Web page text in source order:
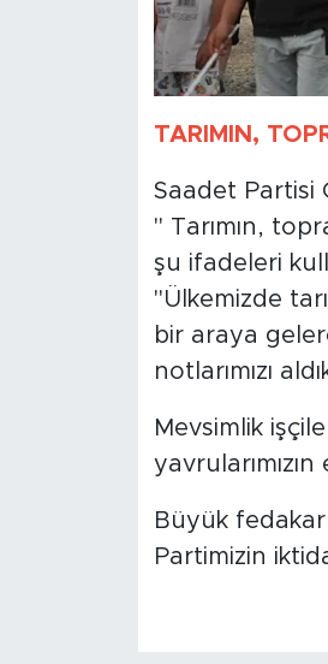
TARIMIN,
Saadet Partisi
" Tarımın,
şu ifadeleri
"Ülkemizde
bir araya
notlarımızı
Mevsimlik
Büyük
Partimizin